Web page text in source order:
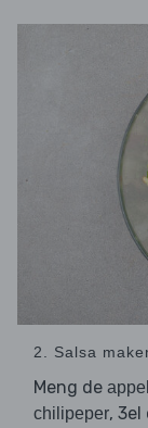
2. Salsa
Meng de appel
chilipeper,